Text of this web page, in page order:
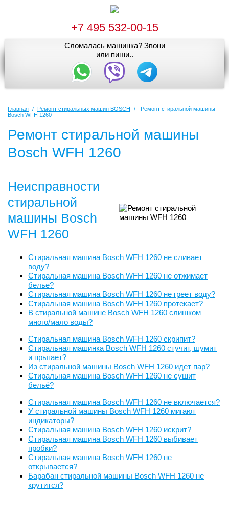
+7 495 532-00-15
Сломалась машинка? Звони
или пиши..
Главная / Ремонт стиральных машин BOSCH /
Ремонт стиральной машины
Bosch WFH 1260
Ремонт стиральной машины
Bosch WFH 1260
Неисправности
стиральной
машины Bosch
WFH 1260
Стиральная машина Bosch WFH 1260 не сливает
воду?
Стиральная машина Bosch WFH 1260 не отжимает
белье?
Стиральная машина Bosch WFH 1260 не греет воду?
Стиральная машина Bosch WFH 1260 протекает?
В стиральной машине Bosch WFH 1260 слишком
много/мало воды?
Стиральная машина Bosch WFH 1260 скрипит?
Стиральная машинка Bosch WFH 1260 стучит, шумит
и прыгает?
Из стиральной машины Bosch WFH 1260 идет пар?
Стиральная машина Bosch WFH 1260 не сушит
бельё?
Стиральная машина Bosch WFH 1260 не включается?
У стиральной машины Bosch WFH 1260 мигают
индикаторы?
Стиральная машина Bosch WFH 1260 искрит?
Стиральная машина Bosch WFH 1260 выбивает
пробки?
Стиральная машина Bosch WFH 1260 не
открывается?
Барабан стиральной машины Bosch WFH 1260 не
крутится?